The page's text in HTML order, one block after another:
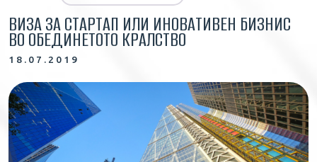
ВИЗА ЗА СТАРТАП ИЛИ ИНОВАТИВЕН БИЗНИС
ВО ОБЕДИНЕТОТО КРАЛСТВО
18.07.2019